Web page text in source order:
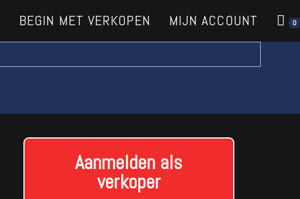
BEGIN MET VERKOPEN MIJN ACCOUNT 0
Aanmelden als
verkoper